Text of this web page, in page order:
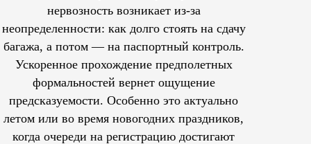
нервозность возникает из-за
неопределенности: как долго стоять на сдачу
багажа, а потом — на паспортный контроль.
Ускоренное прохождение предполетных
формальностей вернет ощущение
предсказуемости. Особенно это актуально
летом или во время новогодних праздников,
когда очереди на регистрацию достигают